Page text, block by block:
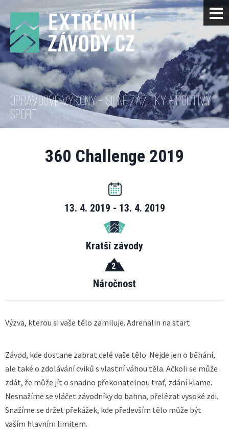
OPRAVDOVÉ VÝKONY – SILNÉ ZÁŽITKY – POCTIVÝ
SPORT
360 Challenge 2019
13. 4. 2019 - 13. 4. 2019
Kratší závody
2
Náročnost
Výzva, kterou si vaše tělo zamiluje. Adrenalin na start
Závod, kde dostane zabrat celé vaše tělo. Nejde jen o běhání,
ale také o zdolávání cviků s vlastní váhou těla. Ačkoli se může
zdát, že může jít o snadno překonatelnou trať, zdání klame.
Nesnažíme se vláčet závodníky do bahna, přelézat vysoké zdi.
Snažíme se držet překážek, kde především tělo může být
vaším hlavním limitem.